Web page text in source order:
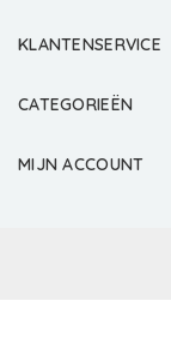
KLANTENSERVICE
CATEGORIEËN
MIJN ACCOUNT